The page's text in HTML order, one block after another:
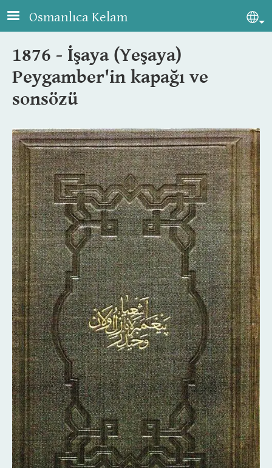
Skip to main content
Osmanlıca Kelam
1876 - İşaya (Yeşaya)
Peygamber'in kapağı ve
sonsözü